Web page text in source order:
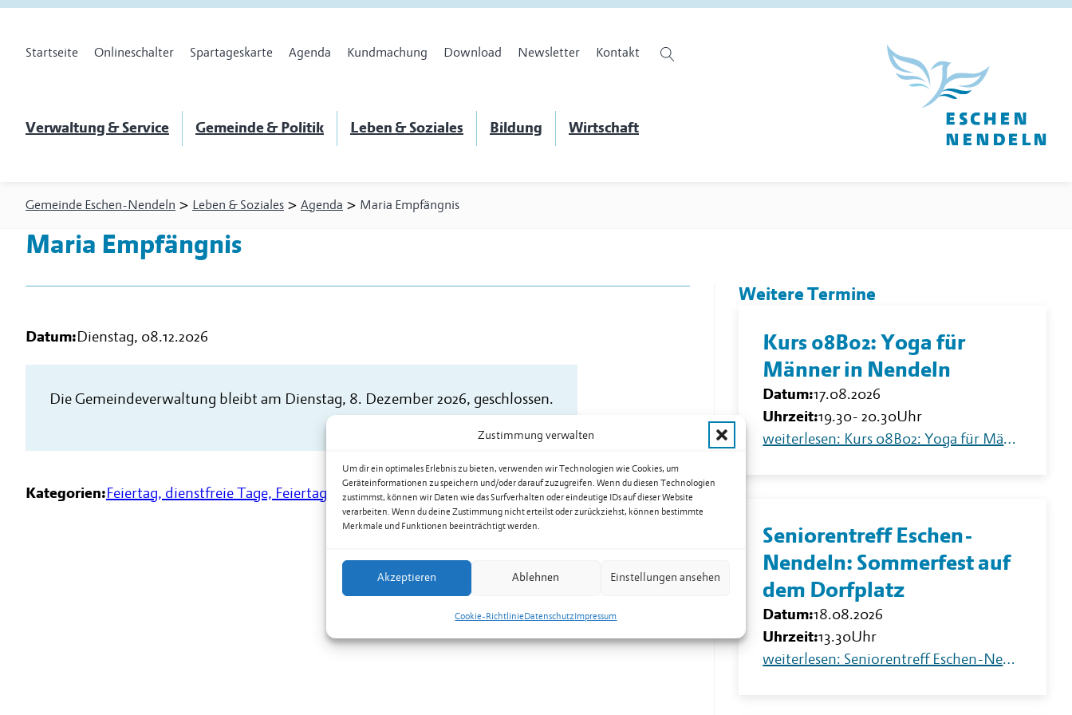
Zustimmung verwalten
Um dir ein optimales Erlebnis zu bieten, verwenden wir Technologien wie Cookies, um
Geräteinformationen zu speichern und/oder darauf zuzugreifen. Wenn du diesen Technologien
zustimmst, können wir Daten wie das Surfverhalten oder eindeutige IDs auf dieser Website
verarbeiten. Wenn du deine Zustimmung nicht erteilst oder zurückziehst, können bestimmte
Merkmale und Funktionen beeinträchtigt werden.
Akzeptieren Ablehnen Einstellungen ansehen
Cookie-RichtlinieDatenschutzImpressum
Startseite Onlineschalter Spartageskarte Agenda Kundmachung Download Newsletter Kontakt
Verwaltung & Service Gemeinde & Politik Leben & Soziales Bildung Wirtschaft
Gemeinde Eschen-Nendeln > Leben & Soziales > Agenda > Maria Empfängnis
Maria Empfängnis
Datum:Dienstag, 08.12.2026
Die Gemeindeverwaltung bleibt am Dienstag, 8. Dezember 2026, geschlossen.
Kategorien:Feiertag, dienstfreie Tage, Feiertagsbrücke
Weitere Termine
Kurs 08B02: Yoga für
Männer in Nendeln
Datum:17.08.2026
Uhrzeit:19.30-20.30Uhr
weiterlesen: Kurs 08B02: Yoga für Männer in Nendeln
Seniorentreff Eschen-
Nendeln: Sommerfest auf
dem Dorfplatz
Datum:18.08.2026
Uhrzeit:13.30Uhr
weiterlesen: Seniorentreff Eschen-Nendeln: Sommerfest auf dem Dorfplatz